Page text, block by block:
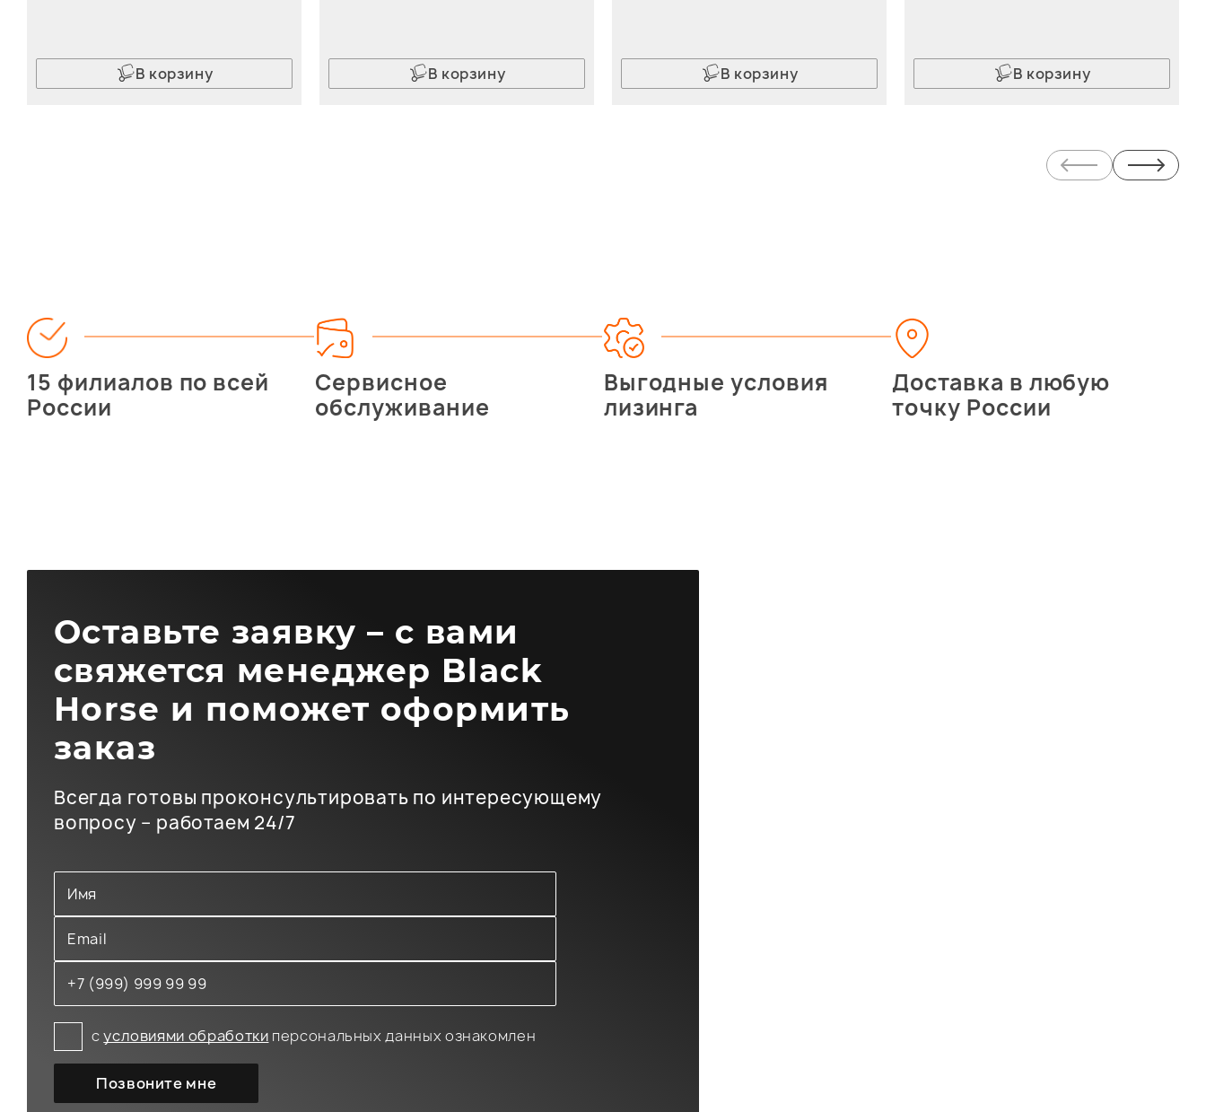
В корзину В корзину В корзину В корзину
15 филиалов по всей
России
Сервисное
обслуживание
Выгодные условия
лизинга
Доставка в любую
точку России
Оставьте заявку – с вами
свяжется менеджер Black
Horse и поможет оформить
заказ
Всегда готовы проконсультировать по интересующему
вопросу – работаем 24/7
сусловиями обработки персональных данных ознакомлен